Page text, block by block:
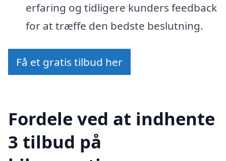
erfaring og tidligere kunders feedback
for at træffe den bedste beslutning.
Få et gratis tilbud her
Fordele ved at indhente
3 tilbud på